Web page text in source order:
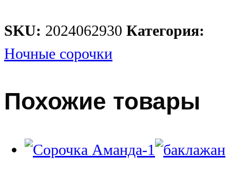
SKU: 2024062930 Категория:
Ночные сорочки
Похожие товары